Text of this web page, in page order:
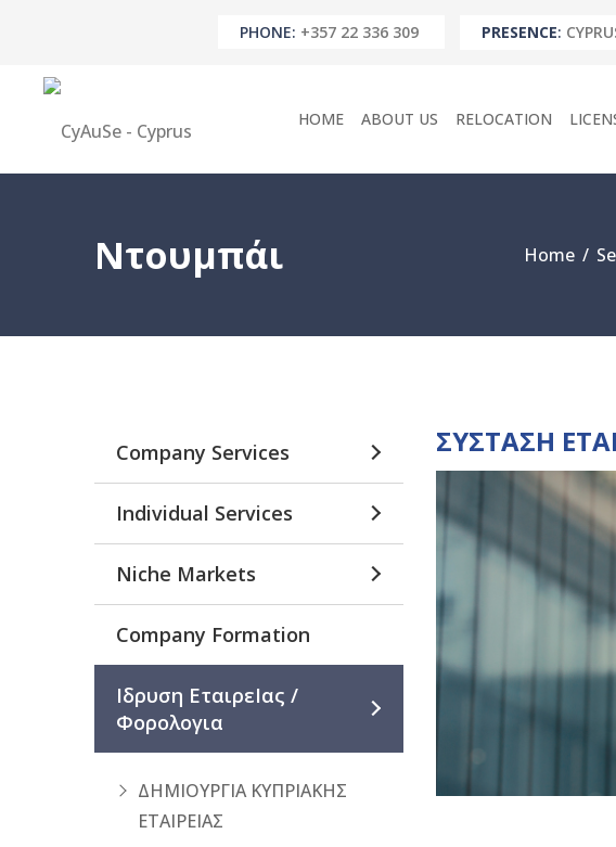
PHONE: +357 22 336 309 PRESENCE:
HOME ABOUT US RELOCATION
Ντουμπάι Home /
Company Services
Individual Services
Niche Markets
Company Formation
Ιδρυση ΕταιρεΙας /
Φορολογια
ΔΗΜΙΟΥΡΓΙΑ ΚΥΠΡΙΑΚΗΣ
ΕΤΑΙΡΕΙΑΣ
ΣΥΣΤΑΣΗ